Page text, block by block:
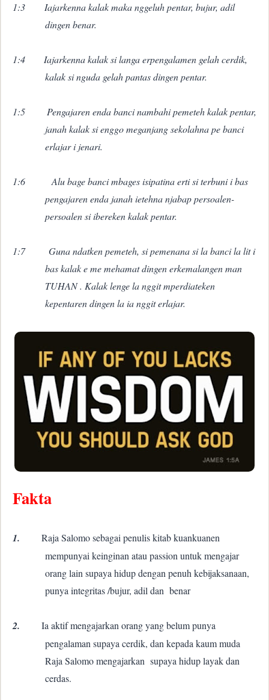
1:3
Iajarkenna kalak maka nggeluh pentar, bujur, adil
dingen benar.
1:4
Iajarkenna kalak si langa erpengalamen gelah cerdik,
kalak si nguda gelah pantas dingen pentar.
1:5
Pengajaren enda banci nambahi pemeteh kalak pentar,
janah kalak si enggo meganjang sekolahna pe banci
erlajar i jenari.
1:6
Alu bage banci mbages isipatina erti si terbuni i bas
pengajaren enda janah ietehna njabap persoalen-
persoalen si ibereken kalak pentar.
1:7
Guna ndatken pemeteh, si pemenana si la banci la lit i
bas kalak e me mehamat dingen erkemalangen man
TUHAN . Kalak lenge la nggit mperdiateken
kepentaren dingen la ia nggit erlajar.
Fakta
1.
Raja Salomo sebagai penulis kitab kuankuanen
mempunyai keinginan atau passion untuk mengajar
orang lain supaya hidup dengan penuh kebijaksanaan,
punya integritas /bujur, adil dan benar
2.
Ia aktif mengajarkan orang yang belum punya
pengalaman supaya cerdik, dan kepada kaum muda
Raja Salomo mengajarkan supaya hidup layak dan
cerdas.